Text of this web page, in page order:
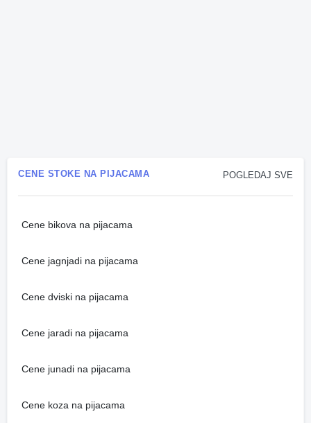
POGLEDAJ SVE
CENE STOKE NA PIJACAMA
Cene bikova na pijacama
Cene jagnjadi na pijacama
Cene dviski na pijacama
Cene jaradi na pijacama
Cene junadi na pijacama
Cene koza na pijacama